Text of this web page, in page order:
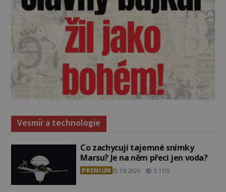
Vesmír a technologie
Co zachycují tajemné snímky
Marsu? Je na něm přeci jen voda?
PREMIUM 7.8.2026 2.1TIS